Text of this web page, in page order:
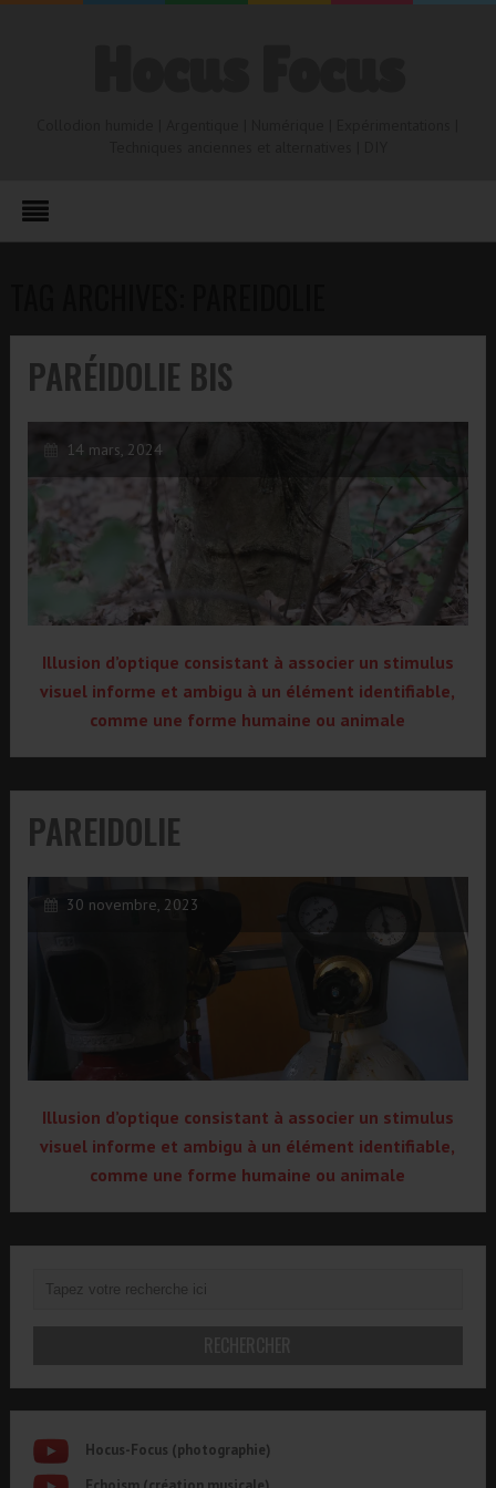
PARÉIDOLIE BIS
14 mars, 2024
Illusion d’optique consistant à associer un stimulus
visuel informe et ambigu à un élément identifiable,
comme une forme humaine ou animale
PAREIDOLIE
30 novembre, 2023
Illusion d’optique consistant à associer un stimulus
visuel informe et ambigu à un élément identifiable,
comme une forme humaine ou animale
Hocus-Focus (photographie)